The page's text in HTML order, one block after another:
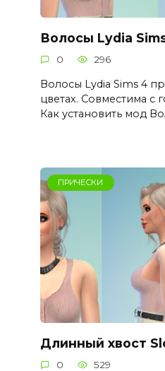
Волосы Lydia
0 296
Волосы Lydia Sims 4
цветах. Совместима с
Как установить мод
ПРИЧЕСКИ
Длинный хвост
0 529